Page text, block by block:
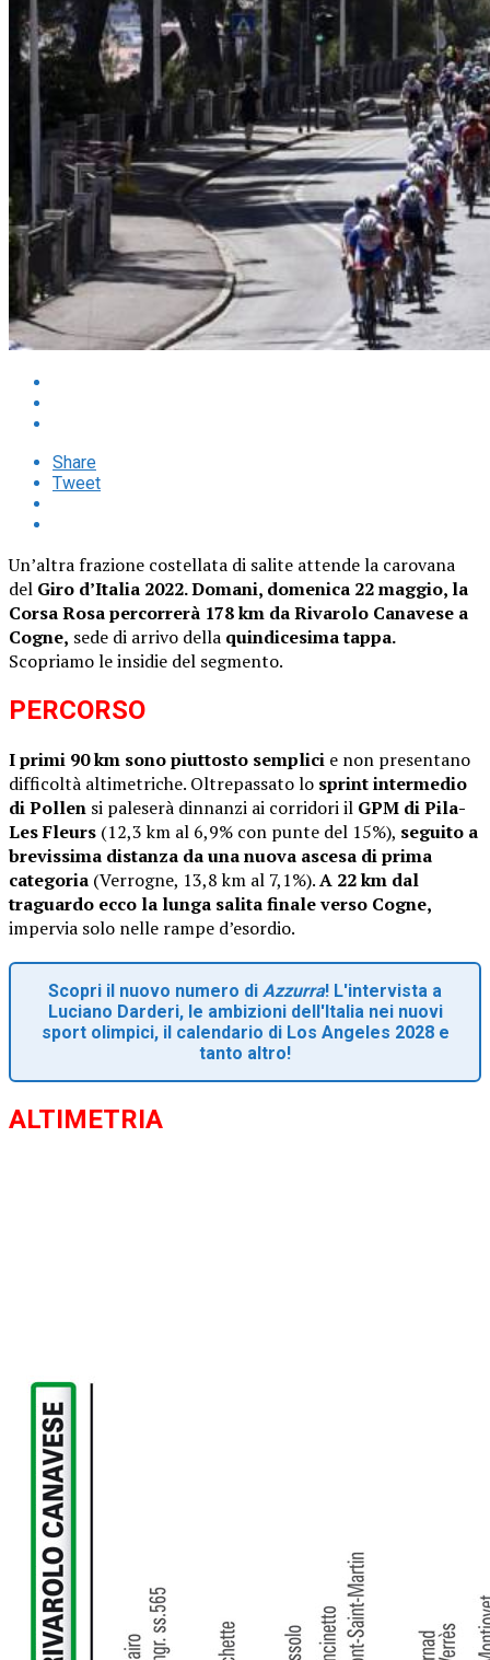
Share
Tweet
Un’altra frazione costellata di salite attende la carovana
del Giro d’Italia 2022. Domani, domenica 22 maggio, la
Corsa Rosa percorrerà 178 km da Rivarolo Canavese a
Cogne, sede di arrivo della quindicesima tappa.
Scopriamo le insidie del segmento.
PERCORSO
I primi 90 km sono piuttosto semplici e non presentano
difficoltà altimetriche. Oltrepassato lo sprint intermedio
di Pollen si paleserà dinnanzi ai corridori il GPM di Pila-
Les Fleurs (12,3 km al 6,9% con punte del 15%), seguito a
brevissima distanza da una nuova ascesa di prima
categoria (Verrogne, 13,8 km al 7,1%).A 22 km dal
traguardo ecco la lunga salita finale verso Cogne,
impervia solo nelle rampe d’esordio.
Scopri il nuovo numero di Azzurra! L'intervista a
Luciano Darderi, le ambizioni dell'Italia nei nuovi
sport olimpici, il calendario di Los Angeles 2028 e
tanto altro!
ALTIMETRIA